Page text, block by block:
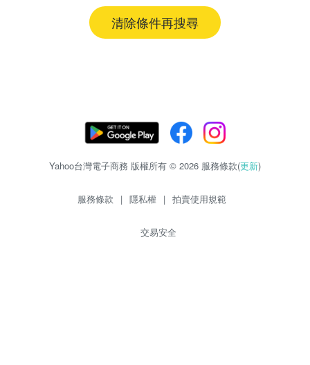
清除條件再搜尋
Yahoo台灣電子商務 版權所有 © 2026 服務條款(更新)
服務條款 | 隱私權 | 拍賣使用規範
交易安全